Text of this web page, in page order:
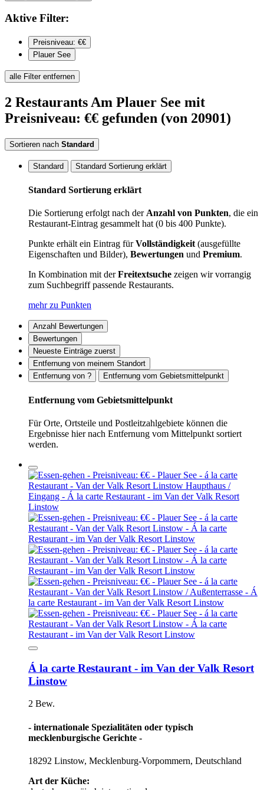
Aktive Filter:
Preisniveau: €€
Plauer See
alle Filter entfernen
2 Restaurants Am Plauer See mit
Preisniveau: €€ gefunden (von 20901)
Sortieren nach Standard
Standard Standard Sortierung erklärt
Standard Sortierung erklärt
Die Sortierung erfolgt nach derAnzahl von Punkten, die ein
Restaurant-Eintrag gesammelt hat (0 bis 400 Punkte).
Punkte erhält ein Eintrag fürVollständigkeit(ausgefüllte
Eigenschaften und Bilder), Bewertungen und Premium.
In Kombination mit derFreitextsuche zeigen wir vorrangig
zum Suchbegriff passende Restaurants.
mehr zu Punkten
Anzahl Bewertungen
Bewertungen
Neueste Einträge zuerst
Entfernung von meinem Standort
Entfernung von ?
Entfernung vom Gebietsmittelpunkt
Entfernung vom Gebietsmittelpunkt
Für Orte, Ortsteile und Postleitzahlgebiete können die
Ergebnisse hier nach Entfernung vom Mittelpunkt sortiert
werden.
Á la carte Restaurant - im Van der Valk Resort
Linstow
2 Bew.
- internationale Spezialitäten oder typisch
mecklenburgische Gerichte -
18292 Linstow, Mecklenburg-Vorpommern, Deutschland
Art der Küche: